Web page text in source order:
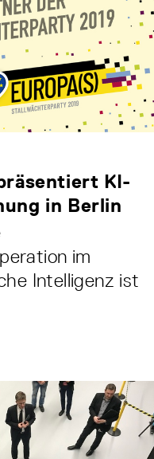
KI-
in Berlin
im
Intelligenz ist